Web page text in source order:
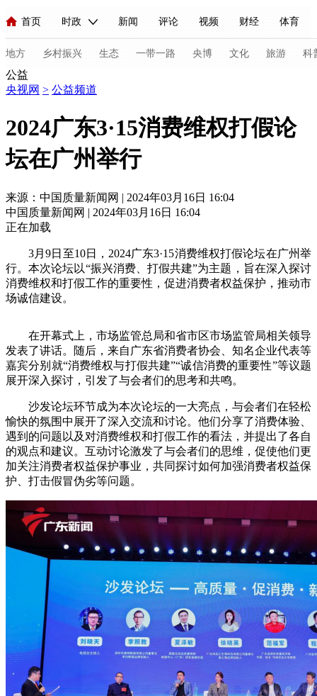
首页 时政 新闻 评论 视频 财经 体育
人民领袖习近平 联播+ 中国领导人 央视快评 习式妙语
直播 栏目大全 节目单 听音 微视频 主持人
海外频道 iPanda English Монгол
地方 乡村振兴 生态 一带一路 央博 文化 旅游 科
新闻 国内 国际
视频 小央视频 小央直播
现场 前线 快看 蓝海中国 新兵请入列
体育 直播 竞猜 2026年世界杯 2026年冬奥会
VIP会员
财经 教育 乡村振兴 生态环境 一带一路 央博
大国智造 大国展会 大国保险 云顶对话 云起
CCTV.节目官网 直播 节目单 栏目 片库 热播榜
公益
央视网 > 公益频道
2024广东3·15消费维权打假论
坛在广州举行
来源：中国质量新闻网 | 2024年03月16日 16:04
中国质量新闻网 | 2024年03月16日 16:04
正在加载
3月9日至10日，2024广东3·15消费维权打假论坛在广州举
行。本次论坛以“振兴消费、打假共建”为主题，旨在深入探讨
消费维权和打假工作的重要性，促进消费者权益保护，推动市
场诚信建设。
在开幕式上，市场监管总局和省市区市场监管局相关领导
发表了讲话。随后，来自广东省消费者协会、知名企业代表等
嘉宾分别就“消费维权与打假共建”“诚信消费的重要性”等议题
展开深入探讨，引发了与会者们的思考和共鸣。
沙发论坛环节成为本次论坛的一大亮点，与会者们在轻松
愉快的氛围中展开了深入交流和讨论。他们分享了消费体验、
遇到的问题以及对消费维权和打假工作的看法，并提出了各自
的观点和建议。互动讨论激发了与会者们的思维，促使他们更
加关注消费者权益保护事业，共同探讨如何加强消费者权益保
护、打击假冒伪劣等问题。